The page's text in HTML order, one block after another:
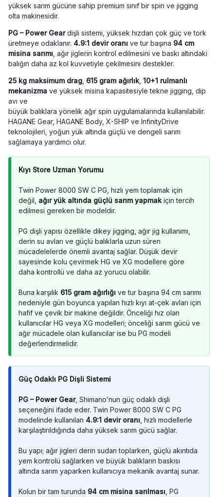
yüksek sarım gücüne sahip premium sınıf bir spin ve jigging
olta makinesidir.
PG – Power Geardişli sistemi, yüksek hızdan çok güç ve tork
üretmeye odaklanır. 4.9:1 devir oranı ve tur başına 94 cm
misina sarımı , ağır jiglerin kontrol edilmesini ve baskı altındaki
balığın daha az kol kuvvetiyle çekilmesini destekler.
25 kg maksimum drag, 615 gram ağırlık, 10+1 rulmanlı
mekanizma ve yüksek misina kapasitesiyle tekne jigging, dip
avı ve
büyük balıklara yönelik ağır spin uygulamalarında kullanılabilir.
HAGANE Gear, HAGANE Body, X-SHIP ve InfinityDrive
teknolojileri, yoğun yük altında güçlü ve dengeli sarım
sağlamaya yardımcı olur.
Kıyı Store Uzman Yorumu
Twin Power 8000 SW C PG, hızlı yem toplamak için
değil, ağır yük altında güçlü sarım yapmakiçin tercih
edilmesi gereken bir modeldir.
PG dişli yapısı özellikle dikey jigging, ağır jig kullanımı,
derin su avları ve güçlü balıklarla uzun süren
mücadelelerde önemli avantaj sağlar. Düşük devir
sayesinde kolu çevirmek HG ve XG modellere göre
daha kontrollü ve daha az yorucu olabilir.
Buna karşılık 615 gram ağırlığı ve tur başına 94 cm sarımı
nedeniyle gün boyunca yapılan hızlı kıyı at-çek avları için
hafif ve çevik bir makine değildir. Önceliği hız olan
kullanıcılar HG veya XG modelleri; önceliği sarım gücü ve
ağır mücadele olan kullanıcılar ise bu PG modeli
değerlendirmelidir.
Güç Odaklı PG Dişli Sistemi
PG – Power Gear, Shimano’nun güç odaklı dişli
seçeneğini ifade eder. Twin Power 8000 SW C PG
modelinde kullanılan 4.9:1 devir oranı , hızlı modellerle
karşılaştırıldığında daha yüksek sarım gücü sağlar.
Bu yapı; ağır jigleri derin sudan toplarken, güçlü akıntıda
yem kontrolü sağlarken ve büyük balıkların baskısı
altında sarım yaparken kullanıcıya mekanik avantaj sunar.
Kolun bir tam turunda 94 cm misina sarılması , PG